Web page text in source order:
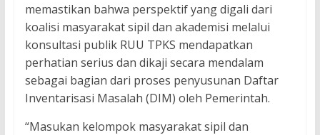
memastikan bahwa perspektif yang digali dari
koalisi masyarakat sipil dan akademisi melalui
konsultasi publik RUU TPKS mendapatkan
perhatian serius dan dikaji secara mendalam
sebagai bagian dari proses penyusunan Daftar
Inventarisasi Masalah (DIM) oleh Pemerintah.
“Masukan kelompok masyarakat sipil dan